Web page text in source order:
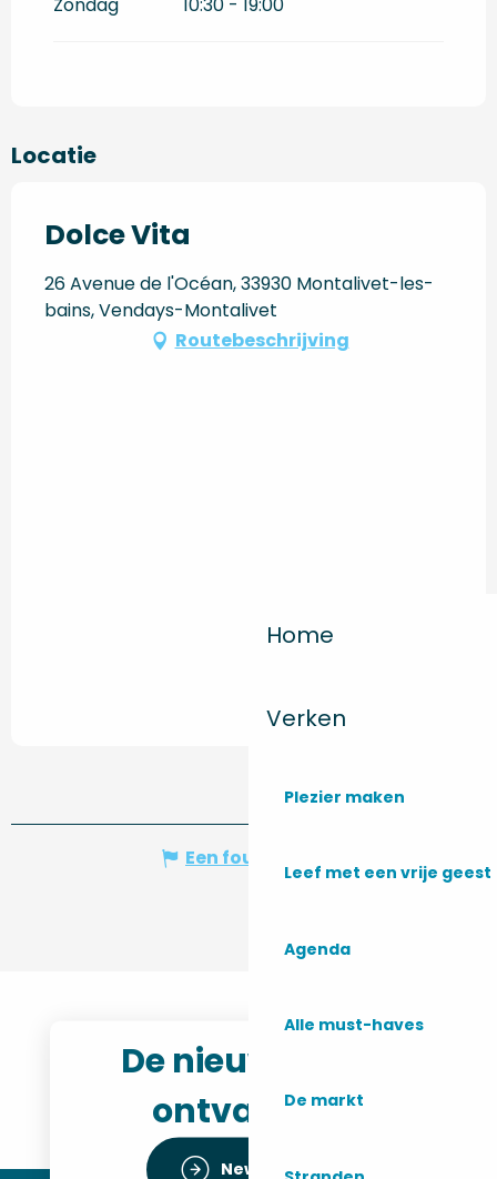
Home
Verken
Plezier maken
Leef met een vrije geest
Agenda
Alle must-haves
De markt
Zondag 10:30 - 19:00
Locatie
Dolce Vita
26 Avenue de l'Océan, 33930 Montalivet-les-
bains, Vendays-Montalivet
Routebeschrijving
Een fout melden
De nieuwsbrief
ontvangen
Newsletter